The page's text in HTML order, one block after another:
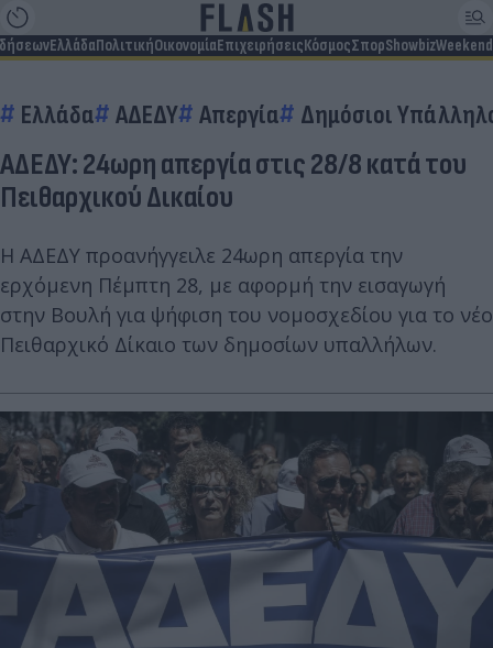
ΕλλάδαΠολιτικήΟικονομίαΕπιχειρήσειςΚόσμοςΣπορShowbizWeekend
Ελλάδα ΑΔΕΔΥ Απεργία Δημόσιοι
ΑΔΕΔΥ: 24ωρη απεργία στις 28/8 κατά του
Πειθαρχικού Δικαίου
Η ΑΔΕΔΥ προανήγγειλε 24ωρη απεργία την
ερχόμενη Πέμπτη 28, με αφορμή την εισαγωγή
στην Βουλή για ψήφιση του νομοσχεδίου για το νέο
Πειθαρχικό Δίκαιο των δημοσίων υπαλλήλων.